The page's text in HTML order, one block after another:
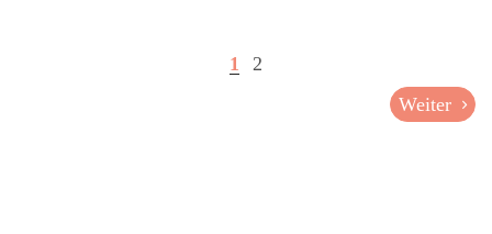
1
2
Weiter